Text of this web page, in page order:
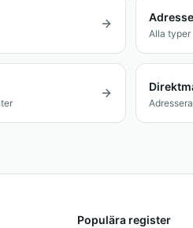
Alla typer
Populära register